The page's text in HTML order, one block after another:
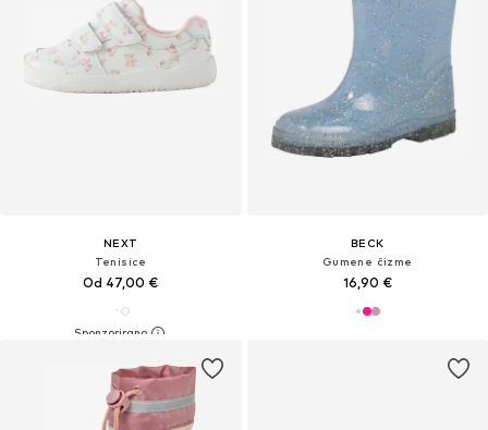
NEXT
Tenisice
Od 47,00 €
BECK
Gumene čizme
16,90 €